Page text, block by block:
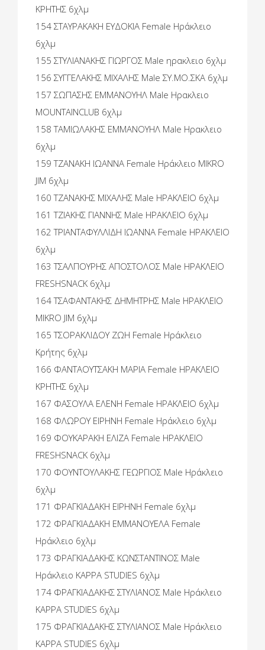
ΚΡΗΤΗΣ 6χλμ
154 ΣΤΑΥΡΑΚΑΚΗ ΕΥΔΟΚΙΑ Female Ηράκλειο
6χλμ
155 ΣΤΥΛΙΑΝΑΚΗΣ ΓΙΩΡΓΟΣ Male ηρακλειο 6χλμ
156 ΣΥΓΓΕΛΑΚΗΣ ΜΙΧΑΛΗΣ Male ΣΥ.ΜΟ.ΣΚΑ 6χλμ
157 ΣΩΠΑΣΗΣ ΕΜΜΑΝΟΥΗΛ Male Ηρακλειο
MOUNTAINCLUB 6χλμ
158 ΤΑΜΙΩΛΑΚΗΣ ΕΜΜΑΝΟΥΗΛ Male Ηρακλειο
6χλμ
159 ΤΖΑΝΑΚΗ ΙΩΑΝΝΑ Female Ηράκλειο MIKRO
JIM 6χλμ
160 ΤΖΑΝΑΚΗΣ ΜΙΧΑΛΗΣ Male ΗΡΑΚΛΕΙΟ 6χλμ
161 ΤΖΙΑΚΗΣ ΓΙΑΝΝΗΣ Male ΗΡΑΚΛΕΙΟ 6χλμ
162 ΤΡΙΑΝΤΑΦΥΛΛΙΔΗ ΙΩΑΝΝΑ Female ΗΡΑΚΛΕΙΟ
6χλμ
163 ΤΣΑΛΠΟΥΡΗΣ ΑΠΟΣΤΟΛΟΣ Male ΗΡΑΚΛΕΙΟ
FRESHSNACK 6χλμ
164 ΤΣΑΦΑΝΤΑΚΗΣ ΔΗΜΗΤΡΗΣ Male ΗΡΑΚΛΕΙΟ
MIΚRO JIM 6χλμ
165 ΤΣΟΡΑΚΛΙΔΟΥ ΖΩΗ Female Ηράκλειο
Κρήτης 6χλμ
166 ΦΑΝΤΑΟΥΤΣΑΚΗ ΜΑΡΙΑ Female ΗΡΑΚΛΕΙΟ
ΚΡΗΤΗΣ 6χλμ
167 ΦΑΣΟΥΛΑ ΕΛΕΝΗ Female ΗΡΑΚΛΕΙΟ 6χλμ
168 ΦΛΩΡΟΥ ΕΙΡΗΝΗ Female Ηράκλειο 6χλμ
169 ΦΟΥΚΑΡΑΚΗ ΕΛΙΖΑ Female ΗΡΑΚΛΕΙΟ
FRESHSNACK 6χλμ
170 ΦΟΥΝΤΟΥΛΑΚΗΣ ΓΕΩΡΓΙΟΣ Male Ηράκλειο
6χλμ
171 ΦΡΑΓΚΙΑΔΑΚΗ ΕΙΡΗΝΗ Female 6χλμ
172 ΦΡΑΓΚΙΑΔΑΚΗ ΕΜΜΑΝΟΥΕΛΑ Female
Ηράκλειο 6χλμ
173 ΦΡΑΓΚΙΑΔΑΚΗΣ ΚΩΝΣΤΑΝΤΙΝΟΣ Male
Ηράκλειο KAPPA STUDIES 6χλμ
174 ΦΡΑΓΚΙΑΔΑΚΗΣ ΣΤΥΛΙΑΝΟΣ Male Ηράκλειο
KAPPA STUDIES 6χλμ
175 ΦΡΑΓΚΙΑΔΑΚΗΣ ΣΤΥΛΙΑΝΟΣ Male Ηράκλειο
KAPPA STUDIES 6χλμ